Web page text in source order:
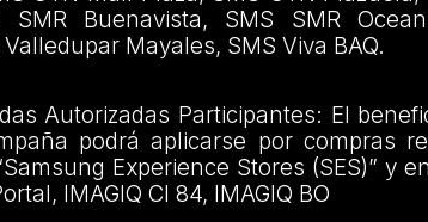
SMR Buenavista, SMS SMR
Mayales, SMS Viva BAQ.
Autorizadas Participantes: El
podrá aplicarse por compras
Experience Stores (SES)” y
IMAGIQ Cl 84, IMAGIQ BO